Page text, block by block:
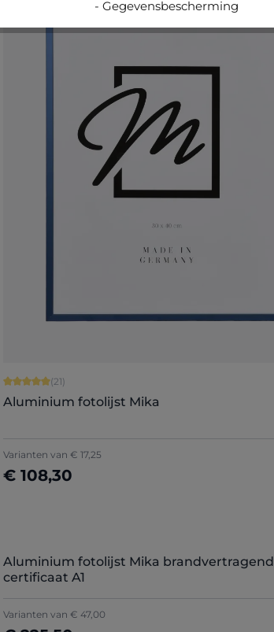
Gemiddelde waardering van 5 van 5 sterren
(21)
Aluminium fotolijst Mika
Varianten van € 17,25
€ 108,30
Nu configureren
Aluminium fotolijst Mika brandvertragend
certificaat A1
Varianten van € 47,00
- Gegevensbescherming